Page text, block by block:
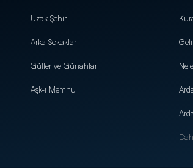
Uzak Şehir
Arka Sokaklar
Güller ve Günahlar
Aşk-ı Memnu